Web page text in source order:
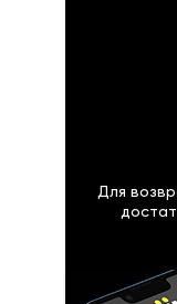
Для